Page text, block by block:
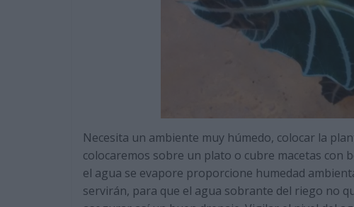
Necesita un ambiente muy húmedo, colocar la
colocaremos sobre un plato o cubre macetas con
el agua se evapore proporcione humedad
servirán, para que el agua sobrante del riego no